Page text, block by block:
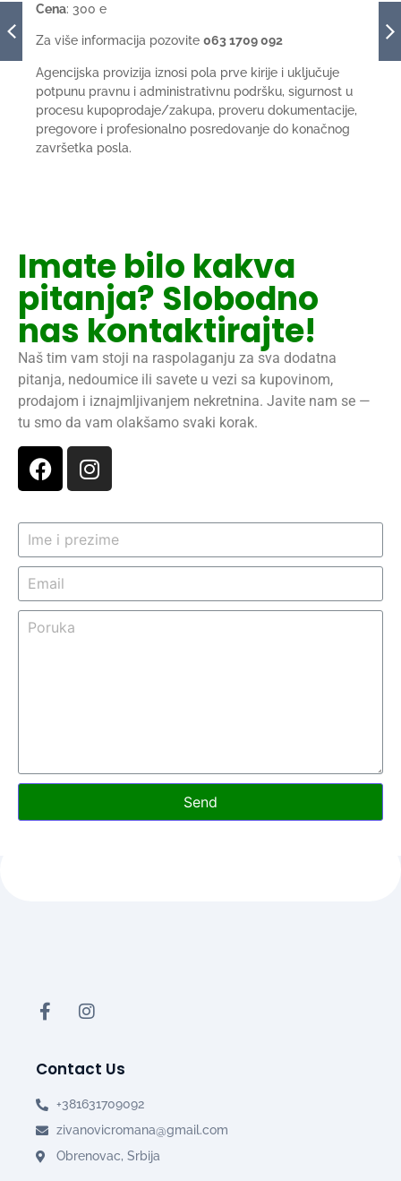
Cena: 300 e
Za više informacija pozovite 063 1709 092
Agencijska provizija iznosi pola prve kirije i uključuje
potpunu pravnu i administrativnu podršku, sigurnost u
procesu kupoprodaje/zakupa, proveru dokumentacije,
pregovore i profesionalno posredovanje do konačnog
završetka posla.
Imate bilo kakva
pitanja? Slobodno
nas kontaktirajte!
Naš tim vam stoji na raspolaganju za sva dodatna
pitanja, nedoumice ili savete u vezi sa kupovinom,
prodajom i iznajmljivanjem nekretnina. Javite nam se —
tu smo da vam olakšamo svaki korak.
Send
Contact Us
+381631709092
zivanovicromana@gmail.com
Obrenovac, Srbija